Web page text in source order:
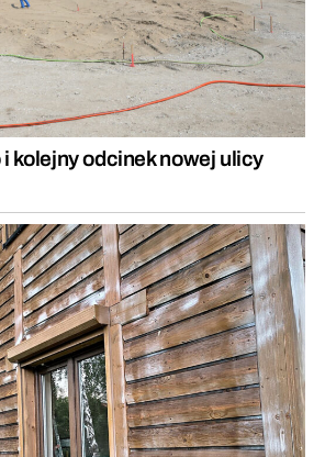
kolejny odcinek nowej ulicy